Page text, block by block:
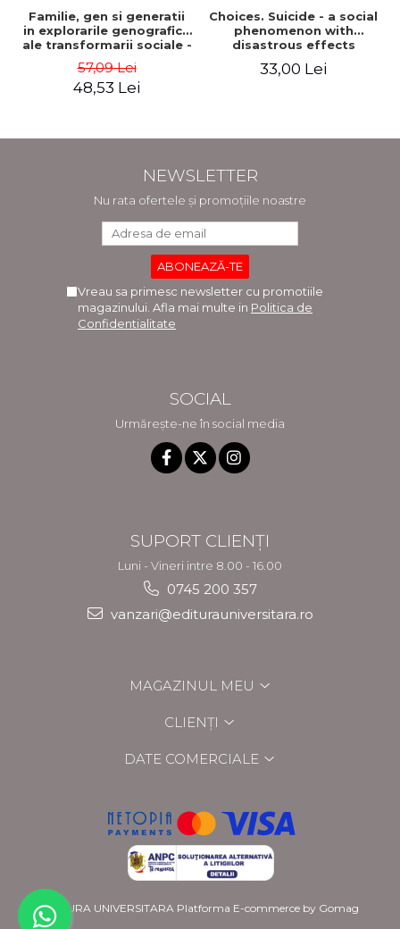
Familie, gen si generatii
in explorarile genografice
ale transformarii sociale -
57,09 Lei
48,53 Lei
Choices. Suicide - a social
phenomenon with
disastrous effects
33,00 Lei
NEWSLETTER
Nu rata ofertele și promoțiile noastre
Vreau sa primesc newsletter cu promotiile
magazinului. Afla mai multe in Politica de
Confidentialitate
SOCIAL
Urmărește-ne în social media
SUPORT CLIENȚI
Luni - Vineri intre 8.00 - 16.00
0745 200 357
vanzari@editurauniversitara.ro
MAGAZINUL MEU
CLIENȚI
DATE COMERCIALE
EDITURA UNIVERSITARA Platforma E-commerce by Gomag